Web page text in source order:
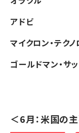
アドビ
マイクロン・テク
ゴールドマン・サ
＜6月：米国の